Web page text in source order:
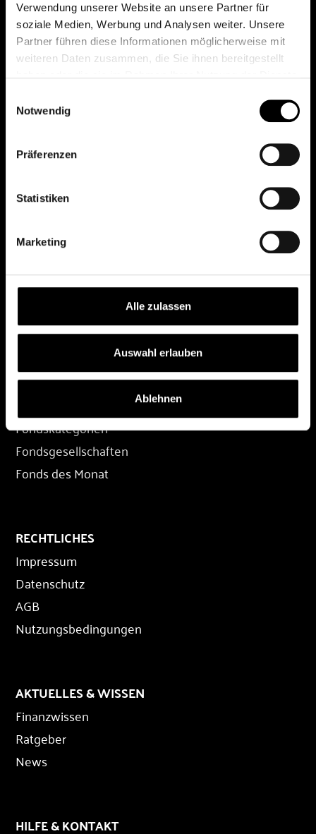
Verwendung unserer Website an unsere Partner für
soziale Medien, Werbung und Analysen weiter. Unsere
Partner führen diese Informationen möglicherweise mit
weiteren Daten zusammen, die Sie ihnen bereitgestellt
Notwendig
Präferenzen
Statistiken
Marketing
Alle zulassen
Auswahl erlauben
Ablehnen
Das erste Depot in Österreich mit 0€ Kontoführung,
0€ Ausgabeaufschlag und 0€ Depotgebühren bei
knapp 2000 Fonds und 0€ Orderspesen.
All rights reserved.
Depot eröffnen
Depot übertragen
Konditionen
FONDS
Fondskategorien
Fondsgesellschaften
Fonds des Monat
RECHTLICHES
Impressum
Datenschutz
AGB
Nutzungsbedingungen
AKTUELLES & WISSEN
Finanzwissen
Ratgeber
News
HILFE & KONTAKT